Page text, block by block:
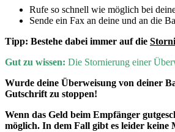
Rufe so schnell wie möglich bei
Sende ein Fax an deine und an die
Tipp: Bestehe dabei immer auf die
Gut zu wissen: Die Stornierung einer
Wurde deine Überweisung von deiner
Gutschrift zu stoppen!
Wenn das Geld beim Empfänger
möglich. In dem Fall gibt es leider keine